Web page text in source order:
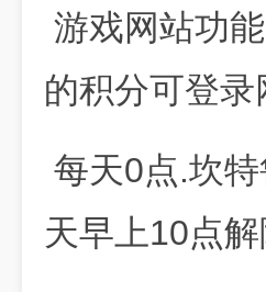
游戏网站功
的积分可登
每天0点.坎
天早上10点解